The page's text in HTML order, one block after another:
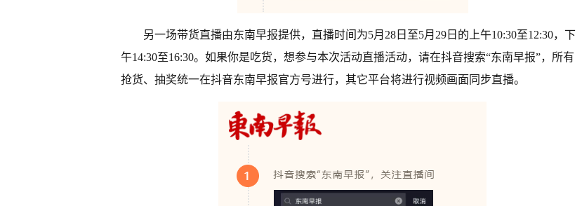
另一场带货直播由东南早报提供，直播时间为5月28日至5月29日的上午10:30至12:30，下
午14:30至16:30。如果你是吃货，想参与本次活动直播活动，请在抖音搜索“东南早报”，所有
抢货、抽奖统一在抖音东南早报官方号进行，其它平台将进行视频画面同步直播。